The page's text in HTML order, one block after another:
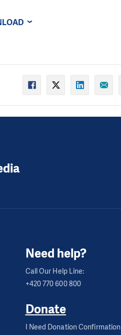
Need help?
Call Our Help Line:
+420 770 600 800
Donate
I Need Donation Confirmation